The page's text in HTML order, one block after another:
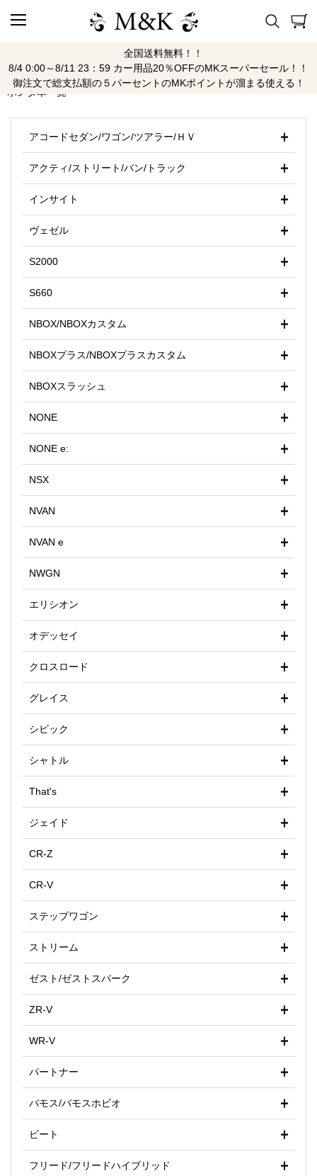
全国送料無料！！
8/4 0:00～8/11 23：59 カー用品20％OFFのMKスーパーセール！！
御注文で総支払額の５パーセントのMKポイントが溜まる使える！
ホンダ
ホンダ車一覧
アコードセダン/ワゴン/ツアラー/ＨＶ
アクティ/ストリート/バン/トラック
インサイト
ヴェゼル
S2000
S660
NBOX/NBOXカスタム
NBOXプラス/NBOXプラスカスタム
NBOXスラッシュ
NONE
NONE e:
NSX
NVAN
NVAN e
NWGN
エリシオン
オデッセイ
クロスロード
グレイス
シビック
シャトル
That's
ジェイド
CR-Z
CR-V
ステップワゴン
ストリーム
ゼスト/ゼストスパーク
ZR-V
WR-V
パートナー
バモス/バモスホビオ
ビート
フリード/フリードハイブリッド